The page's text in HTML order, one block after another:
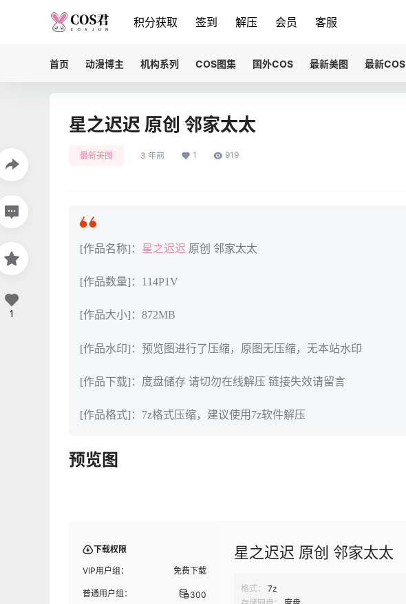
积分获取 签到 解压 会员 客服
首页 动漫博主 机构系列 COS图集 国外COS 最新美图 最新COS
星之迟迟 原创 邻家太太
最新美图 3 年前 1 919
[作品名称]： 星之迟迟 原创 邻家太太
[作品数量]：114P1V
[作品大小]：872MB
[作品水印]：预览图进行了压缩，原图无压缩，无本站水印
[作品下载]：度盘储存 请切勿在线解压 链接失效请留言
[作品格式]：7z格式压缩，建议使用7z软件解压
预览图
下载权限
VIP用户组： 免费下载
普通用户组： 300
星之迟迟 原创 邻家太太
格式： 7z
1